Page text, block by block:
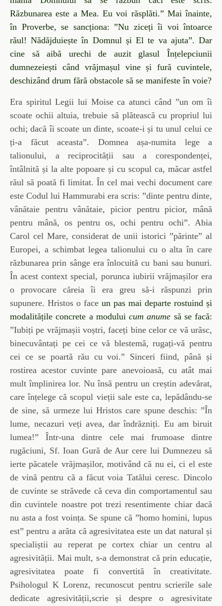
Răzbunarea este a Mea. Eu voi răsplăti.” Mai înainte,
în Proverbe, se sancționa: ”Nu ziceți îi voi întoarce
răul! Nădăjduiește în Domnul și El te va ajuta”. Dar
cine să aibă urechi de auzit glasul Înțelepciunii
dumnezeiești când vrăjmașul vine și fură cuvintele,
deschizând drum fără obstacole să se manifeste în voie?
Era spiritul Legii lui Moise ca atunci când ”un om îi
scoate ochii altuia, trebuie să plătească cu propriul lui
ochi; dacă îi scoate un dinte, scoate-i și tu unul celui ce
ți-a făcut aceasta”. Domnea așa-numita lege a
talionului, a reciprocității sau a corespondenței,
întâlnită și la alte popoare și cu scopul ca, măcar astfel
răul să poată fi limitat. În cel mai vechi document care
este Codul lui Hammurabi era scris: ”dinte pentru dinte,
vânătaie pentru vânătaie, picior pentru picior, mână
pentru mână, os pentru os, ochi pentru ochi”. Abia
Carol cel Mare, considerat de unii istorici ”părinte” al
Europei, a schimbat legea talionului cu o alta în care
răzbunarea prin sânge era înlocuită cu bani sau bunuri.
În acest context special, porunca iubirii vrăjmașilor era
o provocare căreia îi era greu să-i răspunzi prin
supunere. Hristos o face un pas mai departe rostuind și
modalitățile concrete a modului cum anume să se facă:
”Iubiți pe vrăjmașii voștri, faceți bine celor ce vă urăsc,
binecuvântați pe cei ce vă blestemă, rugați-vă pentru
cei ce se poartă rău cu voi.” Sinceri fiind, până și
rostirea acestor cuvinte pare anevoioasă, cu atât mai
mult împlinirea lor. Nu însă pentru un creștin adevărat,
care înțelege că scopul vieții sale este ca, lepădându-se
de sine, să urmeze lui Hristos care spune deschis: ”În
lume, necazuri veți avea, dar îndrăzniți. Eu am biruit
lumea!” Într-una dintre cele mai frumoase dintre
rugăciuni, Sf. Ioan Gură de Aur cere lui Dumnezeu să
ierte păcatele vrăjmașilor, motivând că nu ei, ci el este
de vină pentru că a făcut voia Tatălui ceresc. Dincolo
de cuvinte se străvede că ceva din comportamentul sau
din cuvintele noastre pot trezi resentimente chiar dacă
nu asta a fost voința. Se spune că ”homo homini, lupus
est” pentru a arăta că agresivitatea este un dat natural și
specialiștii au reperat pe cortex chiar un centru al
agresivității. Mai mult, s-a demonstrat că prin educație,
agresivitatea poate fi convertită în creativitate.
Psihologul K Lorenz, recunoscut pentru scrierile sale
dedicate agresivității,scrie și despre o agresivitate